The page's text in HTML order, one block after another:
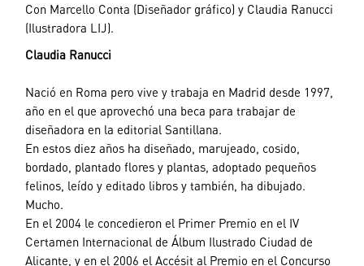
Con Marcello Conta (Diseñador gráfico) y Claudia Ranucci
(Ilustradora LIJ).
Claudia Ranucci
Nació en Roma pero vive y trabaja en Madrid desde 1997,
año en el que aprovechó una beca para trabajar de
diseñadora en la editorial Santillana.
En estos diez años ha diseñado, marujeado, cosido,
bordado, plantado flores y plantas, adoptado pequeños
felinos, leído y editado libros y también, ha dibujado.
Mucho.
En el 2004 le concedieron el Primer Premio en el IV
Certamen Internacional de Álbum Ilustrado Ciudad de
Alicante, y en el 2006 el Accésit al Premio en el Concurso